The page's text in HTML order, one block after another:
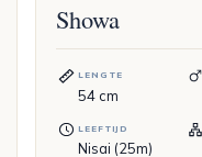
Showa
LENGTE
54cm
LEEFTIJD
Nisai (25m)